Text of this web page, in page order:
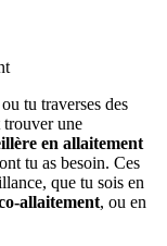
tu traverses des
une
en allaitement
tu as besoin. Ces
que tu sois en
allaitement, ou en